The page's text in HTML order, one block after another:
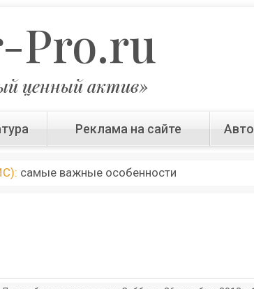
Pro.ru
ценный актив»
Реклама на сайте
самые важные особенности